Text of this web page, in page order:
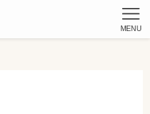
MENU